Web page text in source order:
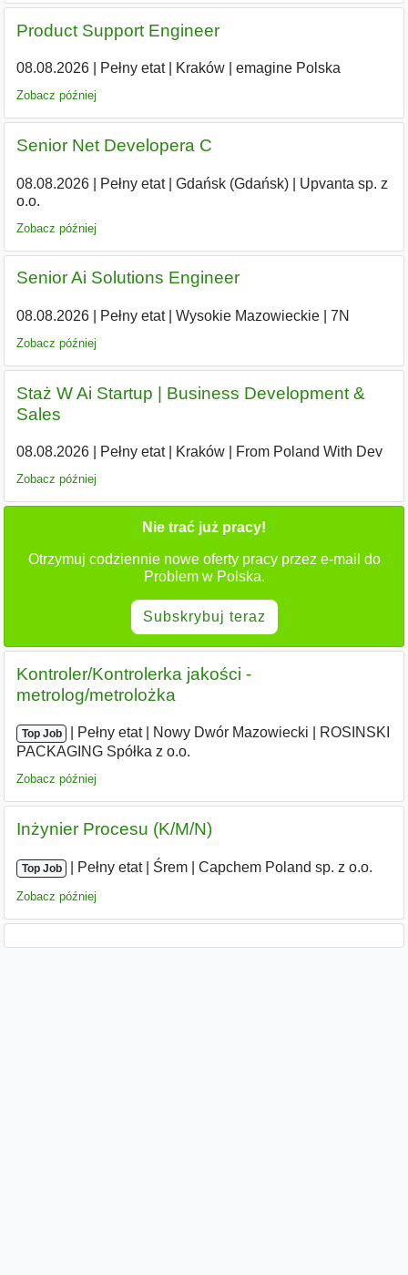
Product Support Engineer
08.08.2026| Pełny etat| Kraków| emagine Polska
Zobacz później
Senior Net Developera C
08.08.2026| Pełny etat| Gdańsk (Gdańsk)|
Upvanta sp. z
o.o.
Zobacz później
Senior Ai Solutions Engineer
08.08.2026| Pełny etat| Wysokie Mazowieckie| 7N
Zobacz później
Staż W Ai Startup | Business Development &
Sales
08.08.2026| Pełny etat| Kraków| From Poland With Dev
Zobacz później
Nie trać już pracy!
Otrzymuj codziennie nowe oferty pracy przez e-mail do
Problem w Polska.
Subskrybuj teraz
Kontroler/Kontrolerka jakości -
metrolog/metrolożka
Top Job Pełny etat| Nowy Dwór Mazowiecki
ROSINSKI
PACKAGING Spółka z o.o.
Zobacz później
Inżynier Procesu (K/M/N)
Top Job Pełny etat| Śrem Capchem Poland sp. z o.o.
Zobacz później